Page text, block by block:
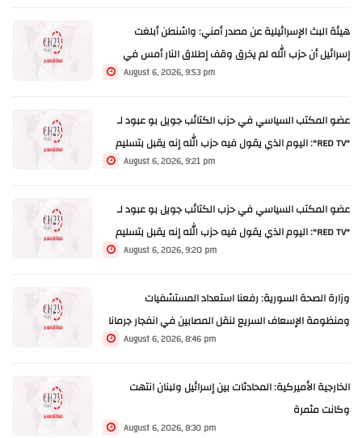
هيئة البث الإسرائيلية عن مصدر أمني: واشنطن أبلغت
إسرائيل أن حزب الله لم يخرق وقف إطلاق النار أمس في
August 6, 2026, 9:53 pm
عضو المكتب السياسي في حزب الكتائب جويل بو عبود لـ
"RED TV": اليوم الذي يقول فيه حزب الله إنه يقبل بتسليم
سلاحه عندها يمكن أن يكون الحوار واندماجه مع الجيش
August 6, 2026, 9:21 pm
عضو المكتب السياسي في حزب الكتائب جويل بو عبود لـ
"RED TV": اليوم الذي يقول فيه حزب الله إنه يقبل بتسليم
سلاحه عندها يمكن أن يكون الحوار واندماجه مع الجيش
August 6, 2026, 9:20 pm
وزارة الصحة السورية: رفعنا استعداد المستشفيات
ومنظومة الإسعاف السريع لنقل المصابين في انفجار جرمانا
August 6, 2026, 8:46 pm
الخارجية الأميركية: المحادثات بين إسرائيل ولبنان انتهت
وكانت مثمرة
August 6, 2026, 8:30 pm